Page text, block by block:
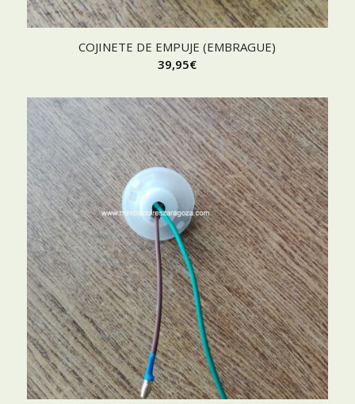
COJINETE DE EMPUJE (EMBRAGUE)
39,95€